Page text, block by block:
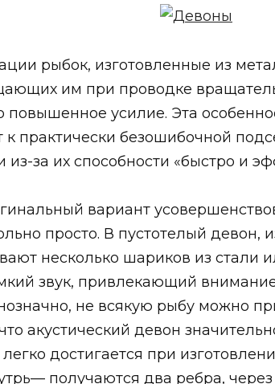
рыбок, изготовленные из
им при проводке
усилие. Эта
к практически безошибочной
за их способности «быстро и
вариант
просто. В пустотелый девон,
несколько шариков из стали
звук, привлекающий
не всякую рыбу можно
акустический девон
достигается при
получаются два ребра,